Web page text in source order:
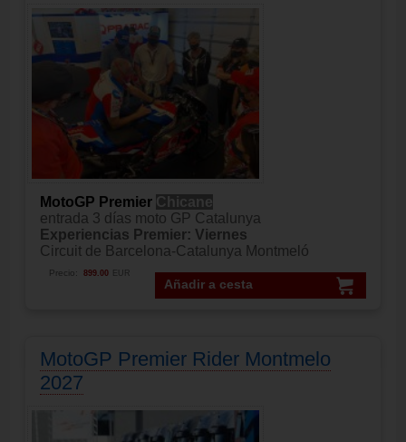
MotoGP Premier Chicane
entrada 3 días moto GP Catalunya
Experiencias Premier: Viernes
Circuit de Barcelona-Catalunya Montmeló
Añadir a cesta
Precio: 899.00 EUR
MotoGP Premier Rider Montmelo
2027